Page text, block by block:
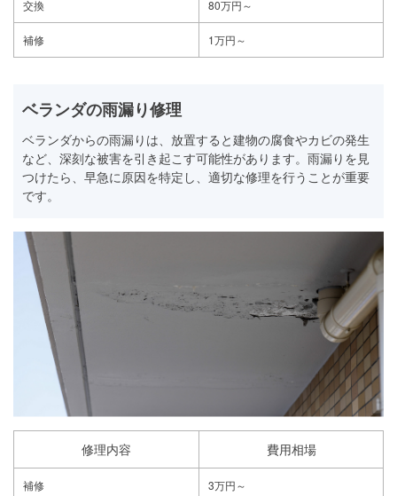
交換 80万円～
補修 1万円～
ベランダの雨漏り修理
ベランダからの雨漏りは、放置すると建物の腐食やカビの発生
など、深刻な被害を引き起こす可能性があります。雨漏りを見
つけたら、早急に原因を特定し、適切な修理を行うことが重要
です。
修理内容 費用相場
補修 3万円～